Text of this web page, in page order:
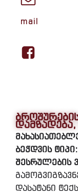
mail
ბეჭდვის ტიპი:
შესრულების
დასატანი